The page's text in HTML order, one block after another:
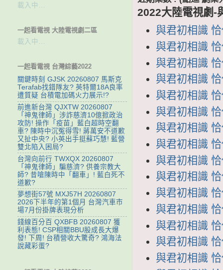
2022大陸電視劇-
與君初相識
與君初相識
與君初相識
與君初相識
與君初相識
與君初相識
與君初相識
與君初相識
與君初相識
與君初相識
與君初相識
與君初相識
與君初相識
與君初相識
與君初相識
載入中…
一起看電視 大陸電視劇二區
載入中…
一起看電視 台灣綜藝2022
關鍵時刻 GJSK 20260807 馬斯克
Terafab找錯隊友? 英特爾18A良率
遭質疑 台積電加碼火力展示!?
前進新台灣 QJXTW 20260807
「神鬼律師」涉詐慈濟10億掀政治
攻防! 操作「疫苗」藍白超時空翻
車? 陳時中沉冤得雪! 蔣萬安不道歉
又扯中央? 小英出手挺蘇巧慧! 藍營
雙北陷入困局?
台灣向前行 TWXQX 20260807
「神鬼律師」騙慈濟? 供養宗教大
師? 昔嗆陳時中「翻車」! 藍白死不
道歉?
夢想街57號 MXJ57H 20260807
2026下半年的第1個月 台灣汽車市
場7月份掛牌表現分析
錢線百分百 QXBFB 20260807 獲
利表態! CSP相關BBU股成長大爆
發! 下周! 台積營收大驚奇? 鴻海法
說藏彩蛋?